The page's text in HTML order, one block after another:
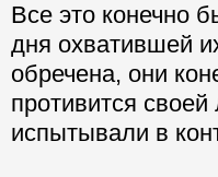
Все это конечно
дня охватившей
обречена, они
противится
испытывали в